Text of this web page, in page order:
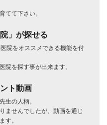
てて下さい。
」が探せる
院をオススメできる機能を付
院を探す事が出来ます。
ト動画
生の人柄。
ませんでしたが、動画を通じ
す。